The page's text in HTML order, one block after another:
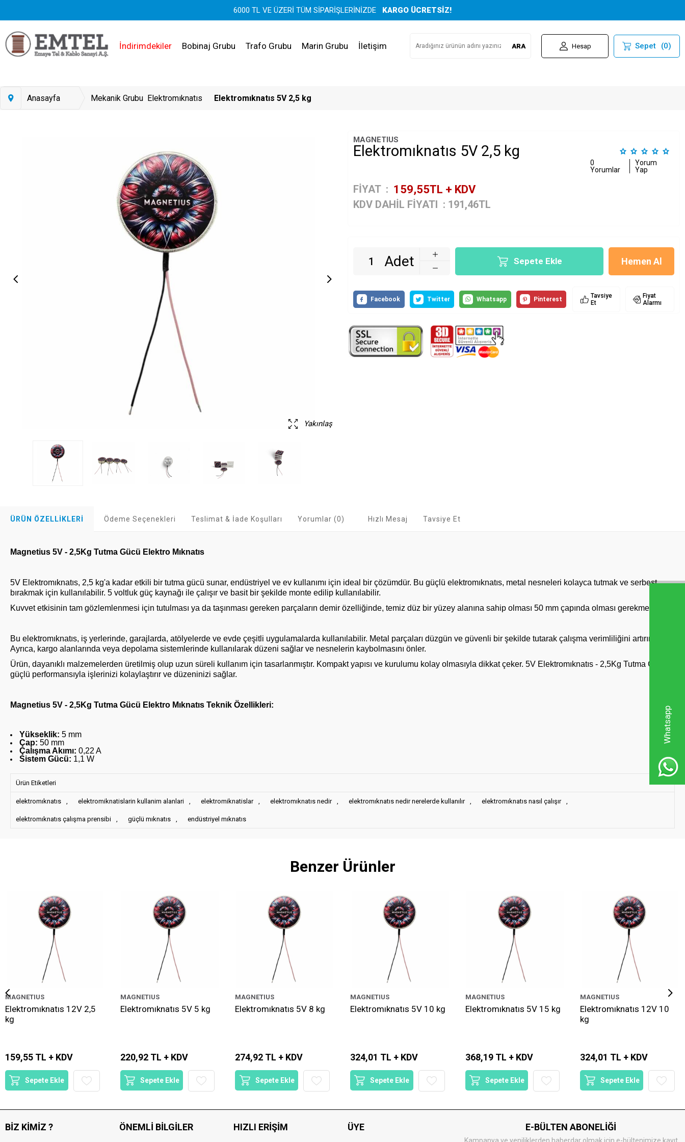
Whatsapp
6000 TL VE ÜZERİ TÜM SİPARİŞLERİNİZDE KARGO ÜCRETSİZ!
İndirimdekiler Bobinaj Grubu Trafo Grubu Marin Grubu İletişim ARA Hesap Sepet (0)
Anasayfa Mekanik Grubu Elektromıknatıs Elektromıknatıs 5V 2,5 kg
Yakınlaş
MAGNETIUS
Elektromıknatıs 5V 2,5 kg
0
Yorumlar
Yorum
Yap
FİYAT : 159,55TL + KDV
KDV DAHİL FİYATI : 191,46TL
Adet Sepete Ekle Hemen Al
Tavsiye
Et
Fiyat
Alarmı
ÜRÜN ÖZELLIKLERI Ödeme Seçenekleri Teslimat & İade Koşulları Yorumlar (0) Hızlı Mesaj Tavsiye Et
Magnetius 5V - 2,5Kg Tutma Gücü Elektro Mıknatıs
5V Elektromıknatıs, 2,5 kg'a kadar etkili bir tutma gücü sunar, endüstriyel ve ev kullanımı için ideal bir çözümdür. Bu güçlü elektromıknatıs, metal nesneleri kolayca tutmak ve serbest
bırakmak için kullanılabilir. 5 voltluk güç kaynağı ile çalışır ve basit bir şekilde monte edilip kullanılabilir.
Kuvvet etkisinin tam gözlemlenmesi için tutulması ya da taşınması gereken parçaların demir özelliğinde, temiz düz bir yüzey alanına sahip olması 50 mm çapında olması gerekmektedir.
Bu elektromıknatıs, iş yerlerinde, garajlarda, atölyelerde ve evde çeşitli uygulamalarda kullanılabilir. Metal parçaları düzgün ve güvenli bir şekilde tutarak çalışma verimliliğini artırır.
Ayrıca, kargo alanlarında veya depolama sistemlerinde kullanılarak düzeni sağlar ve nesnelerin kaybolmasını önler.
Ürün, dayanıklı malzemelerden üretilmiş olup uzun süreli kullanım için tasarlanmıştır. Kompakt yapısı ve kurulumu kolay olmasıyla dikkat çeker. 5V Elektromıknatıs - 2,5Kg Tutma Gücü,
güçlü performansıyla işlerinizi kolaylaştırır ve düzeninizi sağlar.
Magnetius 5V - 2,5Kg Tutma Gücü Elektro Mıknatıs Teknik Özellikleri:
Yükseklik: 5 mm
Çap: 50 mm
Çalışma Akımı: 0,22 A
Sistem Gücü: 1,1 W
Ürün Etiketleri
elektromıknatıs elektromiknatislarin kullanim alanlari elektromiknatislar elektromıknatıs nedir elektromıknatıs nedir nerelerde kullanılır elektromıknatıs nasıl çalışır
elektromıknatıs çalışma prensibi güçlü mıknatıs endüstriyel mıknatıs
Benzer Ürünler
MAGNETIUS
Elektromıknatıs 12V 2,5
kg
159,55 TL + KDV
Sepete Ekle
MAGNETIUS
Elektromıknatıs 5V 5 kg
220,92 TL + KDV
Sepete Ekle
MAGNETIUS
Elektromıknatıs 5V 8 kg
274,92 TL + KDV
Sepete Ekle
MAGNETIUS
Elektromıknatıs 5V 10 kg
324,01 TL + KDV
Sepete Ekle
MAGNETIUS
Elektromıknatıs 5V 15 kg
368,19 TL + KDV
Sepete Ekle
MAGNETIUS
Elektromıknatıs 12V 10
kg
324,01 TL + KDV
Sepete Ekle
BIZ KIMIZ ? ÖNEMLI BILGILER HIZLI ERIŞIM ÜYE E-BÜLTEN ABONELİĞİ